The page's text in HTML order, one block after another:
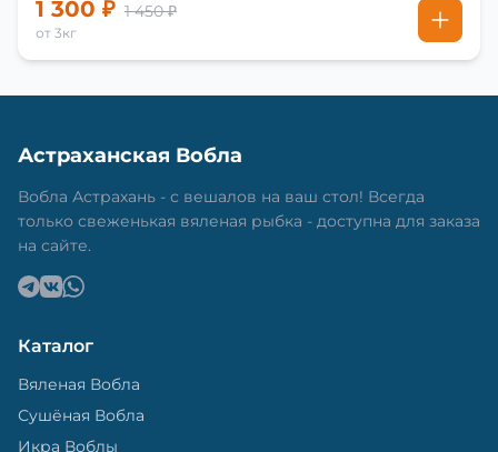
1 300 ₽ 1 450 ₽
от 3кг
Астраханская Вобла
Вобла Астрахань - с вешалов на ваш стол! Всегда
только свеженькая вяленая рыбка - доступна для заказа
на сайте.
Каталог
Вяленая Вобла
Сушёная Вобла
Икра Воблы